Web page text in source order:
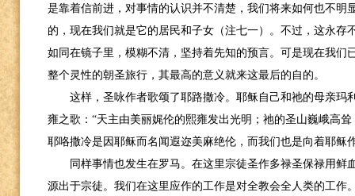
是靠着信前进，对事情的认识并不清楚，我们将来如何也不明
的，现在我们就是它的居民和子女（注七一）。不过，这永存
如同在镜子里，模糊不清，坚持着先知的预言。可是现在我们
整个灵性的朝圣旅行，其最高的意义就来这最后的自的。
这样，圣咏作者歌颂了耶路撒冷。耶稣自己和祂的母亲玛
雍之歌：“天主由美丽娓伦的熙雍发出光明；祂的圣山巍峨高
耶咯撒冷是因耶稣而名闻遐迩美麻绝伦，而我们也是向着耶稣
同样事情也发生在罗马。在这里宗徒圣作多禄圣保禄用
源出于宗徒。我们在这里应作的工作是对全教会全人类的工作